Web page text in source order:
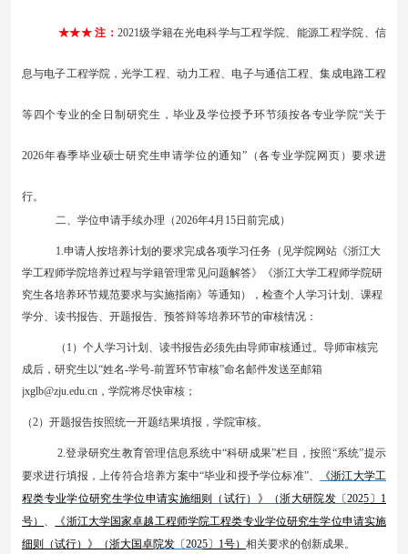
★★★ 注： 2021级学籍在光电科学与工程学院、能源工程学院、信
息与电子工程学院，光学工程、动力工程、电子与通信工程、集成电路工程
等四个专业的全日制研究生，毕业及学位授予环节须按各专业学院“关于
2026年春季毕业硕士研究生申请学位的通知”（各专业学院网页）要求进
行。
二、学位申请手续办理（2026年4月 15日前完成）
1.申请人按培养计划的要求完成各项学习任务（见学院网站《浙江大
学工程师学院培养过程与学籍管理常见问题解答》《浙江大学工程师学院研
究生各培养环节规范要求与实施指南》等通知），检查个人学习计划、课程
学分、读书报告、开题报告、预答辩等培养环节的审核情况：
（ 1）个人学习计划、读书报告必须先由导师审核通过。导师审核完
成后，研究生以“姓名-学号-前置环节审核”命名邮件发送至邮箱
jxglb@zju.edu.cn ，学院将尽快审核；
（2） 开题报告按照统一开题结果填报，学院审核。
2.登录研究生教育管理信息系统中“科研成果”栏目，按照“系统”提示
要求进行填报，上传符合培养方案中“毕业和授予学位标准”、
《浙江大学工
程类专业学位研究生学位申请实施细则（试行）》（浙大研院发〔2025 〕 1
号） 、
《浙江大学国家卓越工程师学院工程类专业学位研究生学位申请实施
细则（试行）》（浙大国卓院发〔2025〕 1号） 相关要求的创新成果。